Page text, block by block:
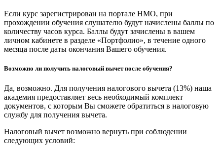
Если курс зарегистрирован на портале НМО, при
прохождении обучения слушателю будут начислены баллы по
количеству часов курса. Баллы будут зачислены в вашем
личном кабинете в разделе «Портфолио», в течение одного
месяца после даты окончания Вашего обучения.
Возможно ли получить налоговый вычет после обучения?
Да, возможно. Для получения налогового вычета (13%) наша
академия предоставляет весь необходимый комплект
документов, с которым Вы сможете обратиться в налоговую
службу для получения вычета.
Налоговый вычет возможно вернуть при соблюдении
следующих условий: